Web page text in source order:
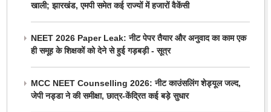
खाली; झारखंड, एमपी समेत कई राज्यों में हजारों वैकेंसी
NEET 2026 Paper Leak: नीट पेपर तैयार और अनुवाद का काम एक
ही समूह के शिक्षकों को देने से हुई गड़बड़ी - सूत्र
MCC NEET Counselling 2026: नीट काउंसलिंग शेड्यूल जल्द,
जेपी नड्डा ने की समीक्षा, छात्र-केंद्रित कई बड़े सुधार